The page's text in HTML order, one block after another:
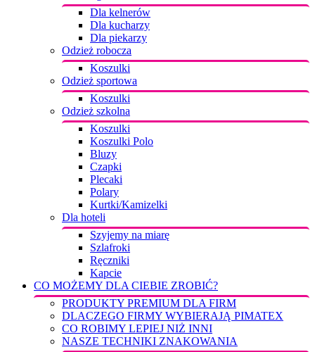
Dla kelnerów
Dla kucharzy
Dla piekarzy
Odzież robocza
Koszulki
Odzież sportowa
Koszulki
Odzież szkolna
Koszulki
Koszulki Polo
Bluzy
Czapki
Plecaki
Polary
Kurtki/Kamizelki
Dla hoteli
Szyjemy na miarę
Szlafroki
Ręczniki
Kapcie
CO MOŻEMY DLA CIEBIE ZROBIĆ?
PRODUKTY PREMIUM DLA FIRM
DLACZEGO FIRMY WYBIERAJĄ PIMATEX
CO ROBIMY LEPIEJ NIŻ INNI
NASZE TECHNIKI ZNAKOWANIA